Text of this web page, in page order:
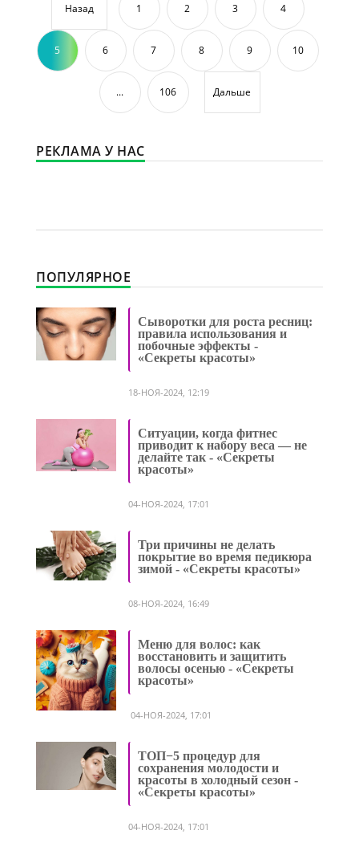
Назад 1 2 3 4
5 6 7 8 9 10
... 106 Дальше
РЕКЛАМА У НАС
ПОПУЛЯРНОЕ
Сыворотки для роста ресниц:
правила использования и
побочные эффекты -
«Секреты красоты»
18-НОЯ-2024, 12:19
Ситуации, когда фитнес
приводит к набору веса — не
делайте так - «Секреты
красоты»
04-НОЯ-2024, 17:01
Три причины не делать
покрытие во время педикюра
зимой - «Секреты красоты»
08-НОЯ-2024, 16:49
Меню для волос: как
восстановить и защитить
волосы осенью - «Секреты
красоты»
04-НОЯ-2024, 17:01
ТОП−5 процедур для
сохранения молодости и
красоты в холодный сезон -
«Секреты красоты»
04-НОЯ-2024, 17:01